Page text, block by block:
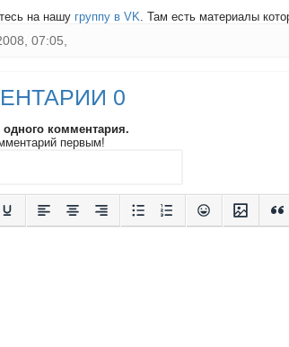
на нашу группу в VK. Там есть материалы
07:05,
0
одного комментария.
первым!